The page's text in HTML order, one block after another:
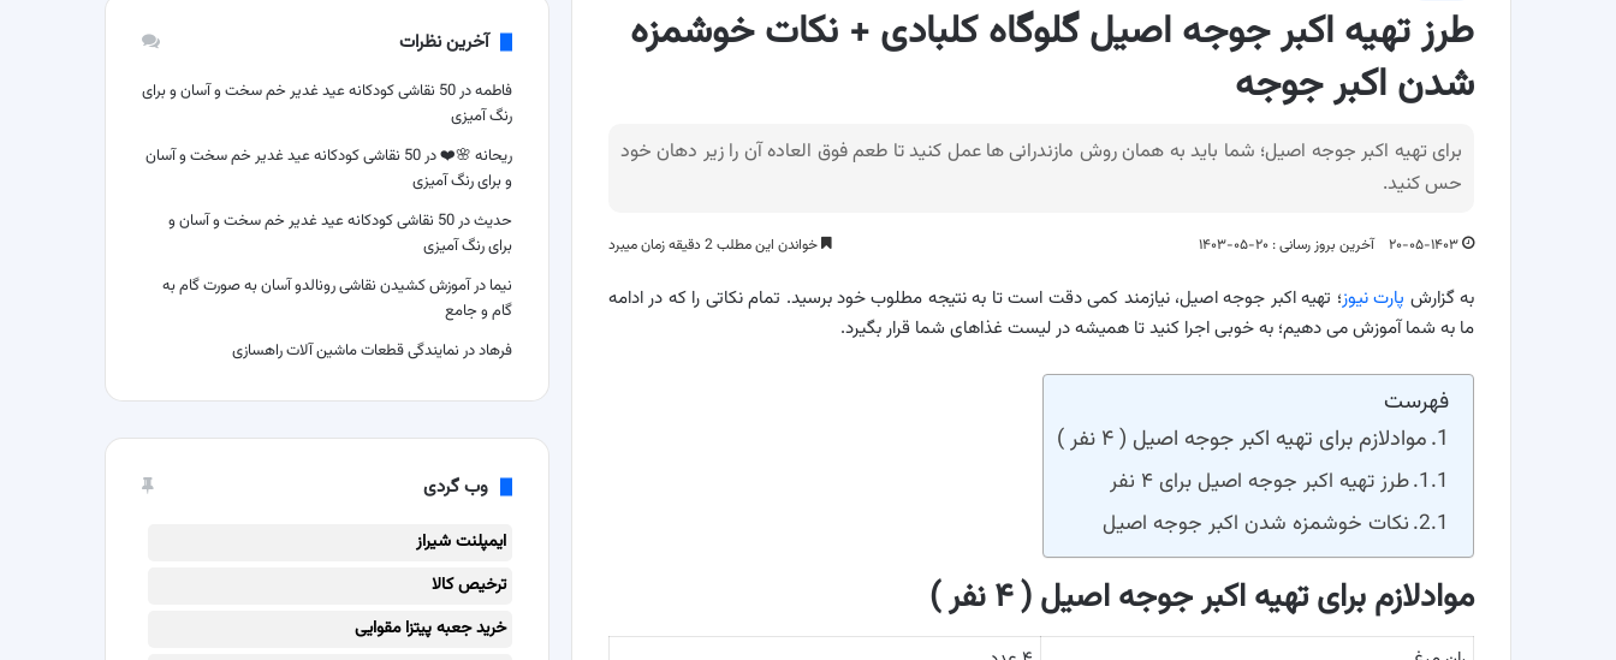
طرز تهیه اکبر جوجه اصیل گلوگاه کلبادی + نکات خوشمزه
شدن اکبر جوجه
برای تهیه اکبر جوجه اصیل؛ شما باید به همان روش مازندرانی ها عمل کنید تا طعم فوق العاده آن را زیر دهان خود
حس کنید.
۲۰-۰۵-۱۴۰۳ آخرین بروز رسانی : ۲۰-۰۵-۱۴۰۳ خواندن این مطلب 2 دقیقه زمان میبرد
به گزارش پارت نیوز؛ تهیه اکبر جوجه اصیل، نیازمند کمی دقت است تا به نتیجه مطلوب خود برسید. تمام نکاتی را که در ادامه
ما به شما آموزش می دهیم؛ به خوبی اجرا کنید تا همیشه در لیست غذاهای شما قرار بگیرد.
فهرست
موادلازم برای تهیه اکبر جوجه اصیل ( ۴ نفر )
طرز تهیه اکبر جوجه اصیل برای ۴ نفر
نکات خوشمزه شدن اکبر جوجه اصیل
موادلازم برای تهیه اکبر جوجه اصیل ( ۴ نفر )
آخرین نظرات
فاطمهدر
50 نقاشی کودکانه عید غدیر خم سخت و آسان و برای
رنگ آمیزی
ریحانه 🌸❤️در
50 نقاشی کودکانه عید غدیر خم سخت و آسان
و برای رنگ آمیزی
حدیثدر
50 نقاشی کودکانه عید غدیر خم سخت و آسان و
برای رنگ آمیزی
نیما درآموزش کشیدن نقاشی رونالدو آسان به صورت گام به
گام و جامع
فرهاددر نمایندگی قطعات ماشین آلات راهسازی
وب گردی
ایمپلنت شیراز
ترخیص کالا
خرید جعبه پیتزا مقوایی